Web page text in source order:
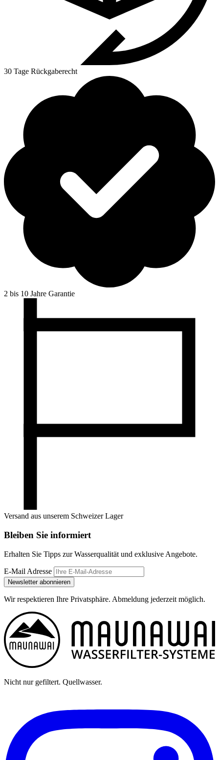
30 Tage Rückgaberecht
2 bis 10 Jahre Garantie
Versand aus unserem Schweizer Lager
Bleiben Sie informiert
Erhalten Sie Tipps zur Wasserqualität und exklusive Angebote.
E-Mail Adresse
Newsletter abonnieren
Wir respektieren Ihre Privatsphäre. Abmeldung jederzeit möglich.
Nicht nur gefiltert. Quellwasser.